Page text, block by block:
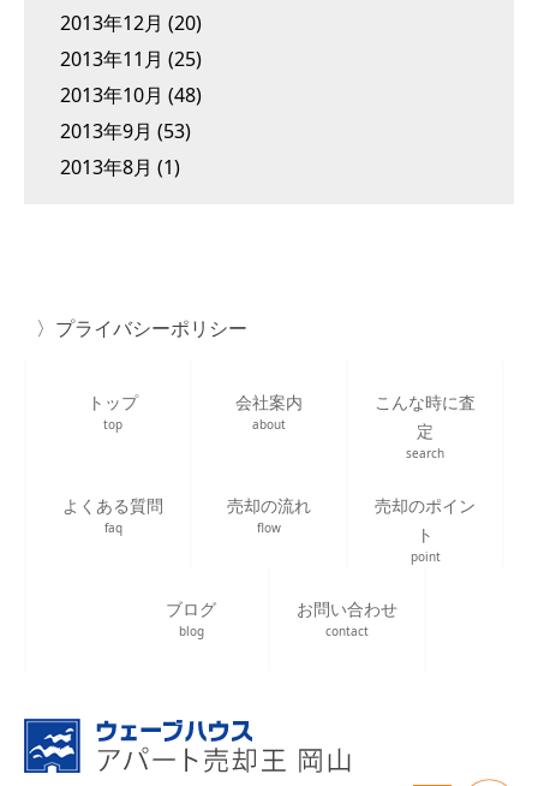
2013年12月 (20)
2013年11月 (25)
2013年10月 (48)
2013年9月 (53)
2013年8月 (1)
プライバシーポリシー
トップ
top
会社案内
about
こんな時に査
定
search
よくある質問
faq
売却の流れ
flow
売却のポイン
ト
point
ブログ
blog
お問い合わせ
contact